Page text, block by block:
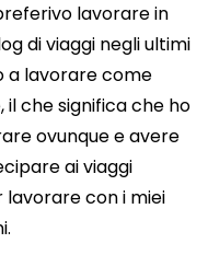
lavorare in
di viaggi negli ultimi
a lavorare come
che significa che ho
ovunque e avere
ai viaggi
con i miei